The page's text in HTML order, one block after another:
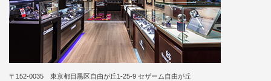
〒152-0035 東京都目黒区自由が丘1-25-9 セザーム自由が丘